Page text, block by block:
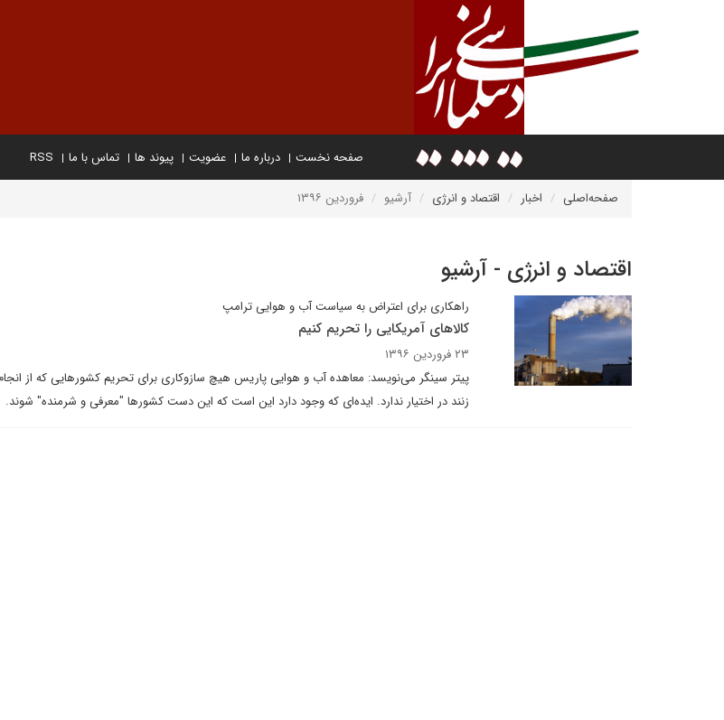
صفحه نخست درباره ما عضویت پیوند ها تماس با ما RSS
صفحه‌اصلی اخبار اقتصاد و انرژی آرشیو فروردین ۱۳۹۶
اقتصاد و انرژی - آرشیو
راهکاری برای اعتراض به سیاست آب و هوایی ترامپ
کالاهای آمریکایی را تحریم کنیم
۲۳ فروردین ۱۳۹۶
پیتر سینگر می‌نویسد: معاهده آب و هوایی پاریس هیچ سازوکاری برای تحریم کشورهایی که از
زنند در اختیار ندارد. ایده‌ای که وجود دارد این است که این دست کشورها "معرفی و شرمنده" شوند.